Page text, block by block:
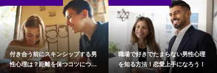
付き合う前にスキンシップする男
性心理は？距離を保つコツについ
職場で好きでたまらない男性心理
を知る方法！恋愛上手になろう！